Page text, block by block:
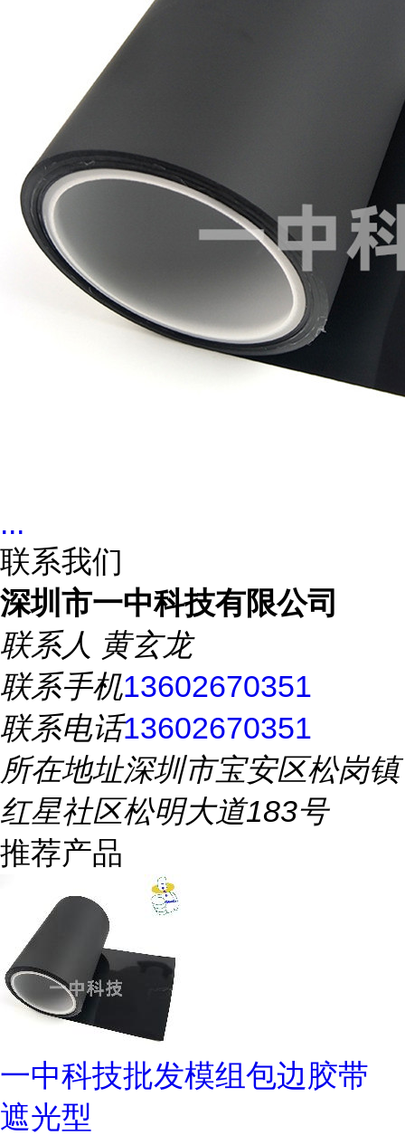
...
联系我们
深圳市一中科技有限公司
联系人 黄玄龙
联系手机13602670351
联系电话13602670351
所在地址深圳市宝安区松岗镇
红星社区松明大道183号
推荐产品
一中科技批发模组包边胶带
遮光型